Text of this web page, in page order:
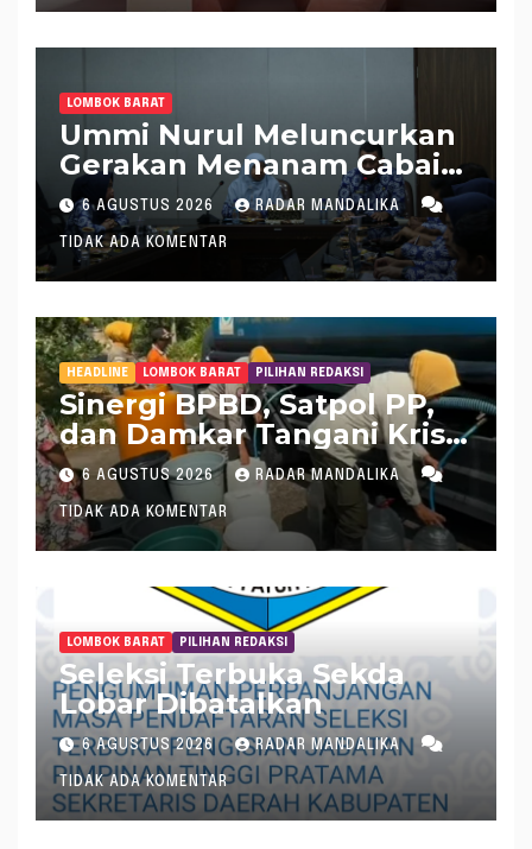
LOMBOK BARAT
Ummi Nurul Meluncurkan
Gerakan Menanam Cabai
Tangani Inflasi
6 AGUSTUS 2026 RADAR MANDALIKA
TIDAK ADA KOMENTAR
HEADLINE LOMBOK BARAT PILIHAN REDAKSI
Sinergi BPBD, Satpol PP,
dan Damkar Tangani Krisis
Air Bersih di Lobar
6 AGUSTUS 2026 RADAR MANDALIKA
TIDAK ADA KOMENTAR
LOMBOK BARAT PILIHAN REDAKSI
Seleksi Terbuka Sekda
Lobar Dibatalkan
6 AGUSTUS 2026 RADAR MANDALIKA
TIDAK ADA KOMENTAR